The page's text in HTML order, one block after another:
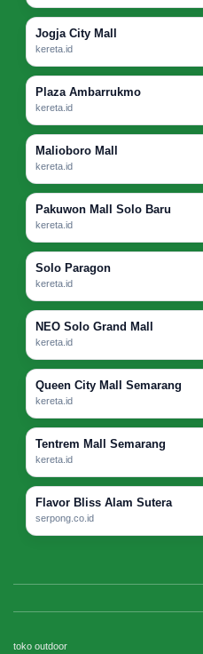
Jogja City Mall
kereta.id
Plaza Ambarrukmo
kereta.id
Malioboro Mall
kereta.id
Pakuwon Mall Solo Baru
kereta.id
Solo Paragon
kereta.id
NEO Solo Grand Mall
kereta.id
Queen City Mall Semarang
kereta.id
Tentrem Mall Semarang
kereta.id
Flavor Bliss Alam Sutera
serpong.co.id
toko outdoor